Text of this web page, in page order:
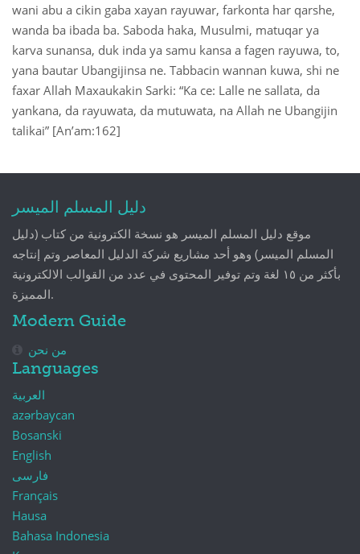
wani abu a cikin gaba xayan rayuwar, farkonta har qarshe,
wanda ba ibada ba. Saboda haka, Musulmi, matuqar ya
karva sunansa, duk inda ya samu kansa a fagen rayuwa, to,
yana bautar Ubangijinsa ne. Tabbacin wannan kuwa, shi ne
faxar Allah Maxaukakin Sarki: “Ka ce: Lalle ne sallata, da
yankana, da rayuwata, da mutuwata, na Allah ne Ubangijin
talikai” [An’am:162]
دليل المسلم الميسر
موقع دليل المسلم الميسر هو نسخة الكترونية من كتاب (دليل
المسلم الميسر) وهو أحد مشاريع شركة الدليل المعاصر وتم إنتاجه
بأكثر من ١٥ لغة وتم توفير المحتوى في عدد من القوالب الالكترونية
المميزة.
Modern Guide
من نحن
Languages
العربية
azərbaycan
Bosanski
English
فارسی
Français
Hausa
Bahasa Indonesia